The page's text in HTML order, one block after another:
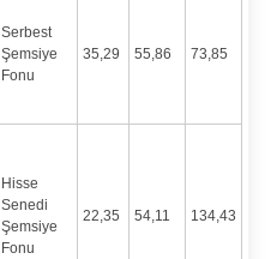
Serbest
Şemsiye
Fonu
35,29 55,86 73,85
Hisse
Senedi
Şemsiye
Fonu
22,35 54,11 134,43